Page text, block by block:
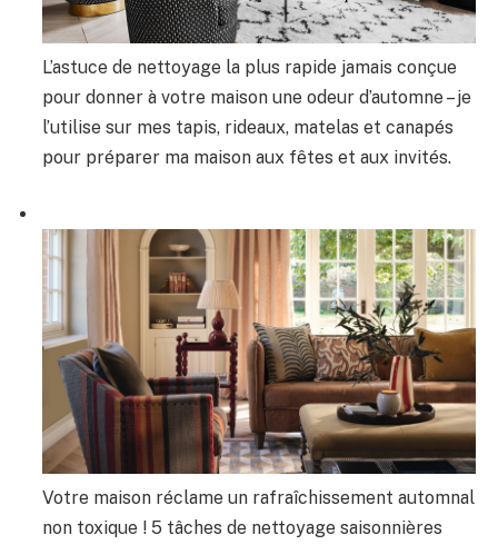
L’astuce de nettoyage la plus rapide jamais conçue
pour donner à votre maison une odeur d’automne – je
l’utilise sur mes tapis, rideaux, matelas et canapés
pour préparer ma maison aux fêtes et aux invités.
Votre maison réclame un rafraîchissement automnal
non toxique ! 5 tâches de nettoyage saisonnières